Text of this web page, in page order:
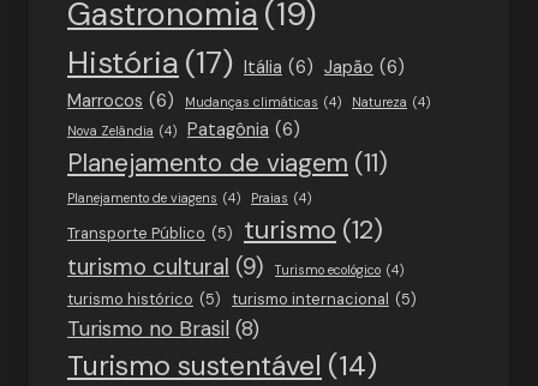
Gastronomia (19)
História (17) Itália (6) Japão (6)
Marrocos (6) Mudanças climáticas (4) Natureza (4)
Nova Zelândia (4) Patagônia (6)
Planejamento de viagem (11)
Planejamento de viagens (4) Praias (4)
Transporte Público (5) turismo (12)
turismo cultural (9) Turismo ecológico (4)
turismo histórico (5) turismo internacional (5)
Turismo no Brasil (8)
Turismo sustentável (14)